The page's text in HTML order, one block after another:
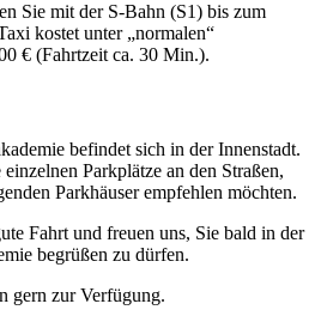
Sie mit der S-Bahn (S1) bis zum
kostet unter „normalen“
€ (Fahrtzeit ca. 30 Min.).
befindet sich in der Innenstadt.
Parkplätze an den Straßen,
Parkhäuser empfehlen möchten.
Fahrt und freuen uns, Sie bald in der
begrüßen zu dürfen.
gern zur Verfügung.